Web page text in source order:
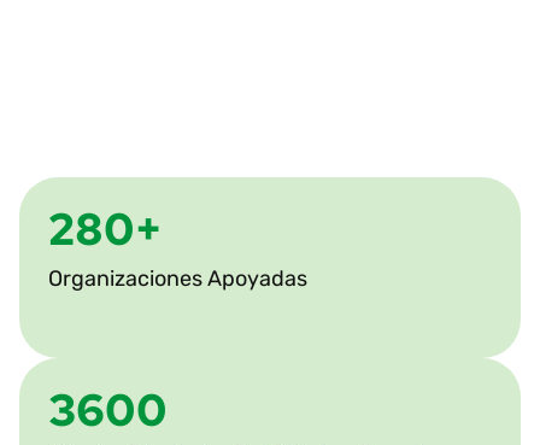
280+
Organizaciones Apoyadas
3600